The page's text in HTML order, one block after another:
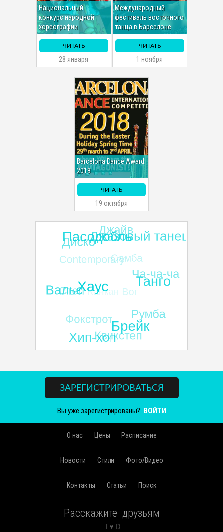
Национальный
конкурс народной
хореографии.
ЧИТАТЬ
28 января
Международный
фестиваль восточного
танца в Барселоне
ЧИТАТЬ
1 ноября
Barcelona Dance Award
2018
ЧИТАТЬ
19 октября
ЗАРЕГИСТРИРОВАТЬСЯ
Вы уже зарегистрированы? ВОЙТИ
О нас Цены Расписание
Новости Стили Фото/Видео
Контакты Статьи Поиск
Расскажите друзьям